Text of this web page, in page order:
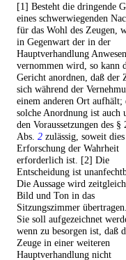
[1] Besteht die dringende
eines schwerwiegenden
für das Wohl des Zeugen,
in Gegenwart der in der
Hauptverhandlung
vernommen wird, so kann
Gericht anordnen, daß der
sich während der
einem anderen Ort aufhält;
solche Anordnung ist auch
den Voraussetzungen des §
Abs. 2 zulässig, soweit
Erforschung der Wahrheit
erforderlich ist. [2] Die
Entscheidung ist
Die Aussage wird
Bild und Ton in das
Sitzungszimmer
Sie soll aufgezeichnet
wenn zu besorgen ist, daß
Zeuge in einer weiteren
Hauptverhandlung nicht